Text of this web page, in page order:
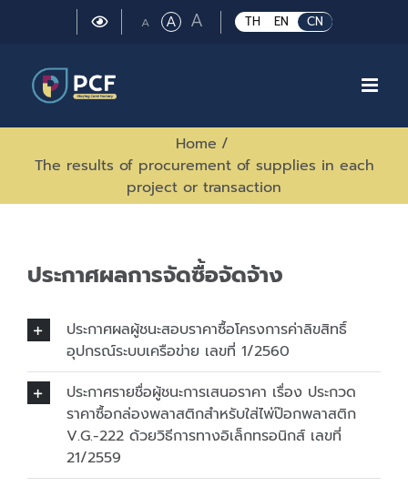
TH EN CN
A Small
ARegular
ALarge
font
Home /
The results of procurement of supplies in each
project or transaction
ประกาศผลการจัดซื้อจัดจ้าง
ประกาศผลผู้ชนะสอบราคาซื้อโครงการค่าลิขสิทธิ์
อุปกรณ์ระบบเครือข่าย เลขที่ 1/2560
ประกาศรายชื่อผู้ชนะการเสนอราคา เรื่อง ประกวด
ราคาซื้อกล่องพลาสติกสำหรับใส่ไพ่ป๊อกพลาสติก
V.G.-222 ด้วยวิธีการทางอิเล็กทรอนิกส์ เลขที่
21/2559